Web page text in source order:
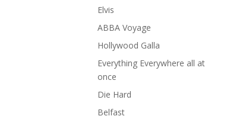
Elvis
ABBA Voyage
Hollywood Galla
Everything Everywhere all at
once
Die Hard
Belfast